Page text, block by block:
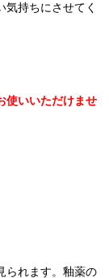
持ちにさせてく
使いいただけませ
られます。釉薬の